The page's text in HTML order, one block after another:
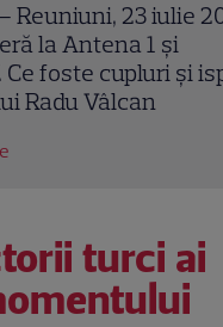
a Adelei Popescu!
căruia i-a refuzat
bolidul de lux
turci ai